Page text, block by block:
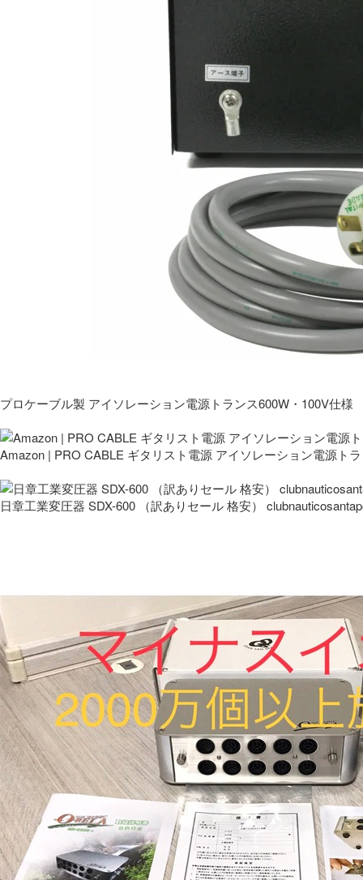
プロケーブル製 アイソレーション電源トランス600W・100V仕様
Amazon | PRO CABLE ギタリスト電源 アイソレーション電源ト
日章工業変圧器 SDX-600 （訳ありセール 格安）